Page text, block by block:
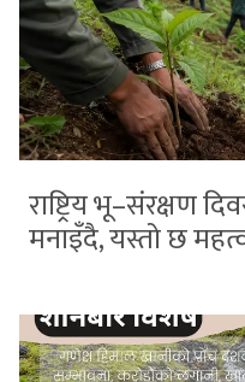
राष्ट्रिय भू–संरक्षण
मनाइँदै, यस्तो छ